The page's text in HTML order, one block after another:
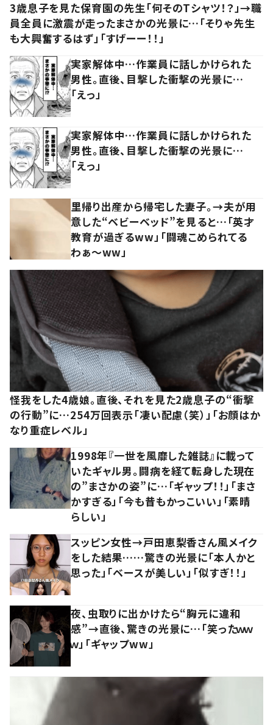
3歳息子を見た保育園の先生「何そのTシャツ！？」→職
員全員に激震が走ったまさかの光景に…「そりゃ先生
も大興奮するはず」「すげーー！！」
実家解体中…作業員に話しかけられた
男性。直後、目撃した衝撃の光景に…
「えっ」
実家解体中…作業員に話しかけられた
男性。直後、目撃した衝撃の光景に…
「えっ」
里帰り出産から帰宅した妻子。→夫が用
意した“ベビーベッド”を見ると…「英才
教育が過ぎるww」「闘魂こめられてる
わぁ～ww」
怪我をした4歳娘。直後、それを見た2歳息子の“衝撃
の行動”に…254万回表示「凄い配慮（笑）」「お顔はか
なり重症レベル」
1998年『一世を風靡した雑誌』に載って
いたギャル男。闘病を経て転身した現在
の”まさかの姿”に…「ギャップ！！」「まさ
かすぎる」「今も昔もかっこいい」「素晴
らしい」
スッピン女性→戸田恵梨香さん風メイク
をした結果……驚きの光景に「本人かと
思った」「ベースが美しい」「似すぎ！！」
夜、虫取りに出かけたら“胸元に違和
感”→直後、驚きの光景に…「笑ったｗｗ
ｗ」「ギャップww」